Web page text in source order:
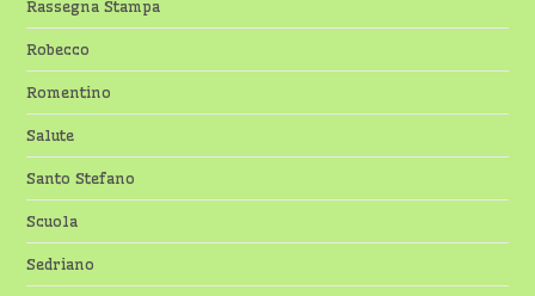
Rassegna Stampa
Robecco
Romentino
Salute
Santo Stefano
Scuola
Sedriano